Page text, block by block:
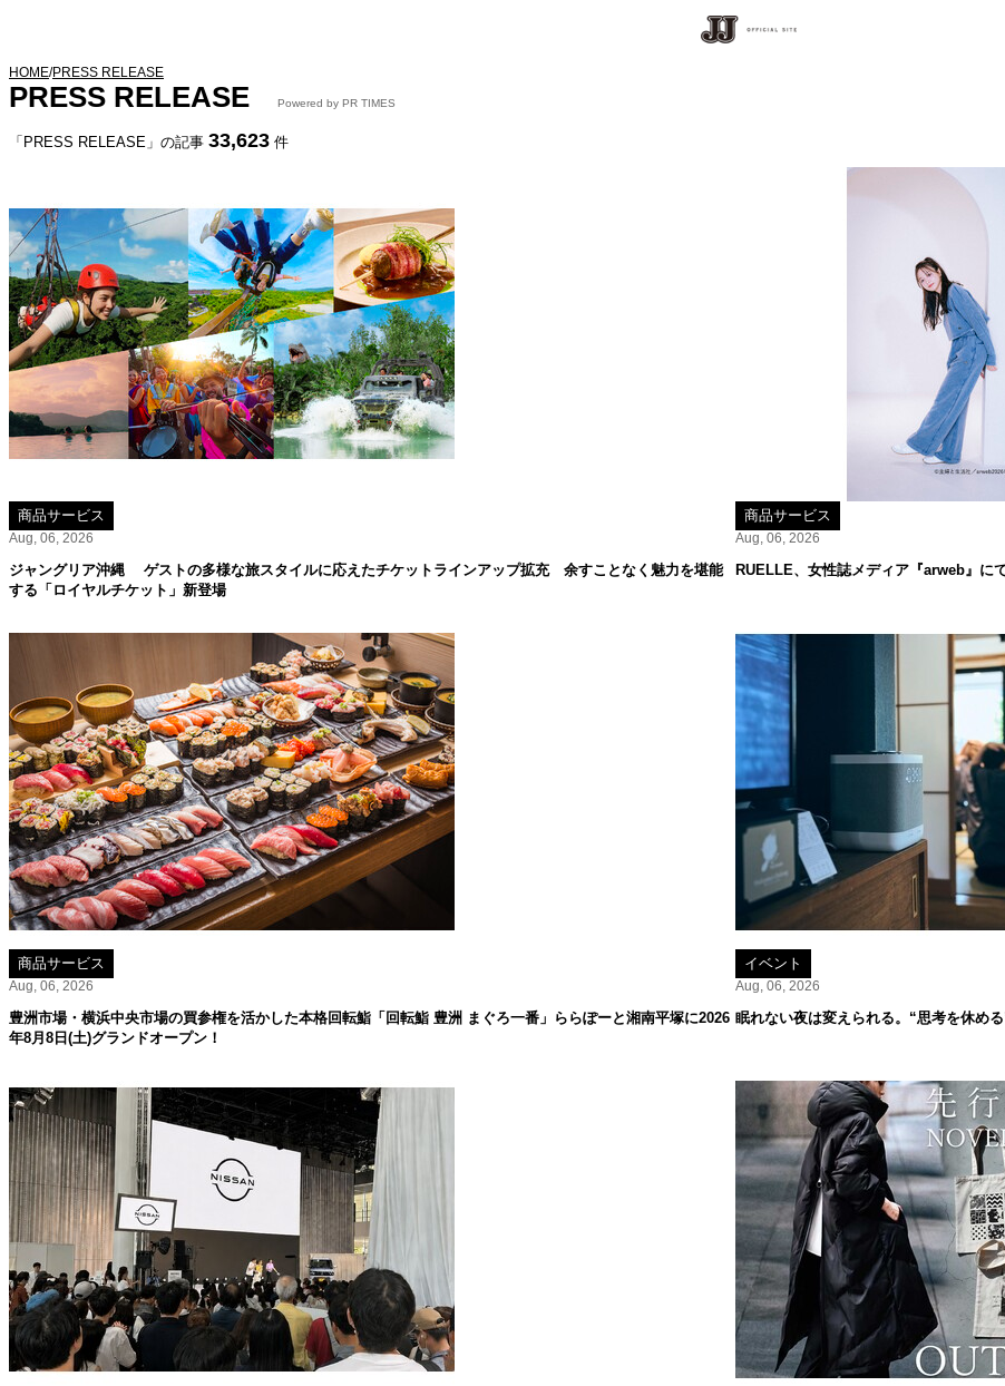
HOME/PRESS RELEASE
PRESS RELEASE Powered by PR TIMES
「PRESS RELEASE」の記事 33,623 件
商品サービス
Aug, 06, 2026
ジャングリア沖縄 ゲストの多様な旅スタイルに応えたチケットラインアップ拡充 余すことなく魅力を堪能
する「ロイヤルチケット」新登場
商品サービス
Aug, 06, 2026
RUELLE、女性誌メディア『arweb』に
商品サービス
Aug, 06, 2026
豊洲市場・横浜中央市場の買参権を活かした本格回転鮨「回転鮨 豊洲 まぐろ一番」ららぽーと湘南平塚に2026
年8月8日(土)グランドオープン！
イベント
Aug, 06, 2026
眠れない夜は変えられる。“思考を休め